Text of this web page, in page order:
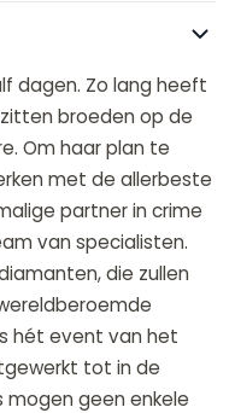
dagen. Zo lang heeft
broeden op de
Om haar plan te
met de allerbeste
partner in crime
van specialisten.
die zullen
hét event van het
tot in de
geen enkele